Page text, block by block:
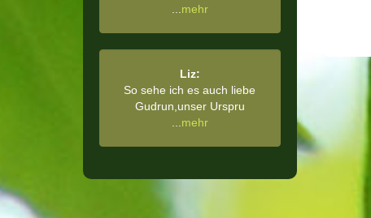
mehr
Liz:
So sehe ich es auch liebe
Gudrun,unser Urspru
mehr